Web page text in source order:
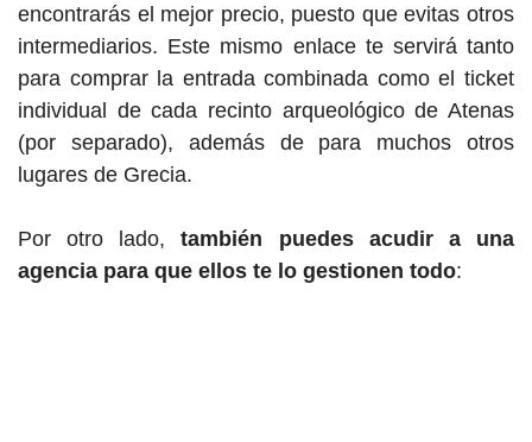
encontrarás el mejor precio, puesto que evitas otros
intermediarios. Este mismo enlace te servirá tanto
para comprar la entrada combinada como el ticket
individual de cada recinto arqueológico de Atenas
(por separado), además de para muchos otros
lugares de Grecia.
Por otro lado,también puedes acudir a una
agencia para que ellos te lo gestionen todo: